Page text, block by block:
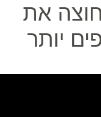
את
יותר